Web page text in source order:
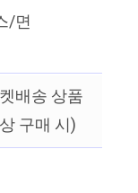
/면
배송 상품
구매 시)